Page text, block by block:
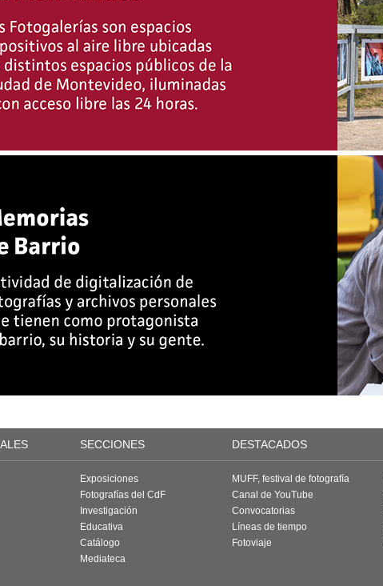
SECCIONES DESTACADOS
Exposiciones
Fotografías del CdF
Investigación
Educativa
Catálogo
Mediateca
MUFF, festival de fotografía
Canal de YouTube
Convocatorias
Líneas de tiempo
Fotoviaje